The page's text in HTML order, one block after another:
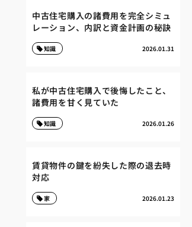
中古住宅購入の諸費用を完全シミュ
レーション、内訳と資金計画の秘訣
2026.01.31
知識
私が中古住宅購入で後悔したこと、
諸費用を甘く見ていた
2026.01.26
知識
賃貸物件の鍵を紛失した際の退去時
対応
2026.01.23
家